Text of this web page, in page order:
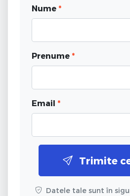
Nume *
Prenume *
Email *
Trimite
Datele tale sunt în